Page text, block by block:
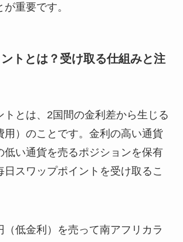
重要です。
トとは？受け取る仕組みと注
トとは、2国間の金利差から生じる
用）のことです。金利の高い通貨
低い通貨を売るポジションを保有
日スワップポイントを受け取るこ
（低金利）を売って南アフリカラ